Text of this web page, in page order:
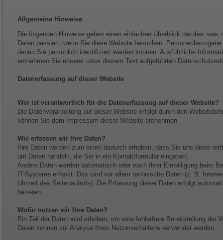
Allgemeine Hinweise
Die folgenden Hinweise geben einen einfachen Überblick darüber, was
Daten passiert, wenn Sie diese Website besuchen.
denen Sie persönlich identifiziert werden können. Ausführliche
entnehmen Sie unserer unter diesem Text aufgeführten
Datenerfassung auf dieser Website
Wer ist verantwortlich für die Datenerfassung auf dieser Website?
Die Datenverarbeitung auf dieser Website erfolgt durch den
können Sie dem Impressum dieser Website entnehmen.
Wie erfassen wir Ihre Daten?
Ihre Daten werden zum einen dadurch erhoben, dass Sie uns diese
um Daten handeln, die Sie in ein Kontaktformular eingeben.
Andere Daten werden automatisch oder nach Ihrer Einwilligung beim
IT-Systeme erfasst. Das sind vor allem technische Daten (z. B.
Uhrzeit des Seitenaufrufs). Die Erfassung dieser Daten erfolgt
betreten.
Wofür nutzen wir Ihre Daten?
Ein Teil der Daten wird erhoben, um eine fehlerfreie Bereitstellung der
Daten können zur Analyse Ihres Nutzerverhaltens verwendet werden.